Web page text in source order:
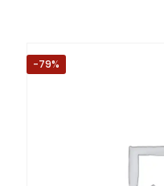
-79%